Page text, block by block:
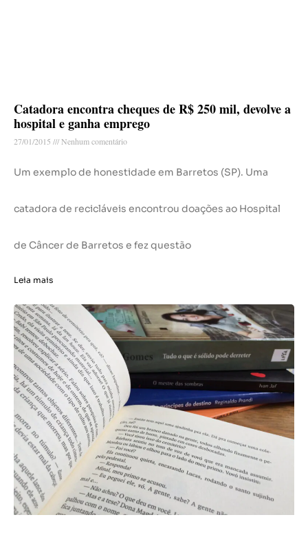
Catadora encontra cheques de R$ 250 mil, devolve a
hospital e ganha emprego
27/01/2015 Nenhum comentário
Um exemplo de honestidade em Barretos (SP). Uma
catadora de recicláveis encontrou doações ao Hospital
de Câncer de Barretos e fez questão
Leia mais